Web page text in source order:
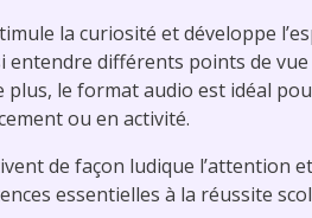
la curiosité et développe
différents points de vue
plus, le format audio est idéal
ou en activité.
de façon ludique l’attention
essentielles à la réussite